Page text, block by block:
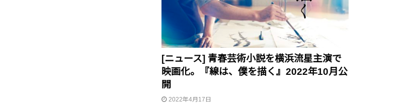
[ニュース] 青春芸術小説を横浜流星主演で
映画化。『線は、僕を描く』2022年10月公
開
2022年4月17日